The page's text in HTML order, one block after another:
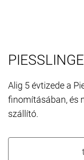
Alig 5 évtizede a
finomításában, és
szállító.